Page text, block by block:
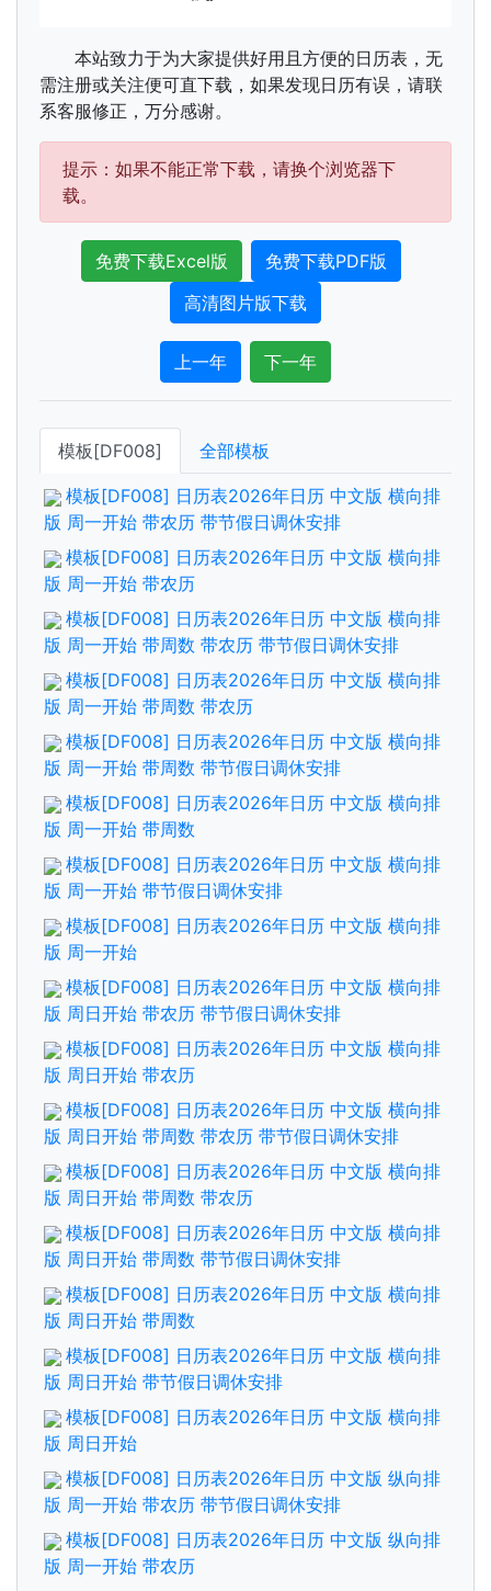
本站致力于为大家提供好用且方便的日历表，无
需注册或关注便可直下载，如果发现日历有误，请联
系客服修正，万分感谢。
提示：如果不能正常下载，请换个浏览器下
载。
免费下载Excel版
免费下载PDF版
高清图片版下载
上一年 下一年
模板[DF008] 全部模板
模板[DF008] 日历表2026年日历 中文版 横向排
版 周一开始 带农历 带节假日调休安排
模板[DF008] 日历表2026年日历 中文版 横向排
版 周一开始 带农历
模板[DF008] 日历表2026年日历 中文版 横向排
版 周一开始 带周数 带农历 带节假日调休安排
模板[DF008] 日历表2026年日历 中文版 横向排
版 周一开始 带周数 带农历
模板[DF008] 日历表2026年日历 中文版 横向排
版 周一开始 带周数 带节假日调休安排
模板[DF008] 日历表2026年日历 中文版 横向排
版 周一开始 带周数
模板[DF008] 日历表2026年日历 中文版 横向排
版 周一开始 带节假日调休安排
模板[DF008] 日历表2026年日历 中文版 横向排
版 周一开始
模板[DF008] 日历表2026年日历 中文版 横向排
版 周日开始 带农历 带节假日调休安排
模板[DF008] 日历表2026年日历 中文版 横向排
版 周日开始 带农历
模板[DF008] 日历表2026年日历 中文版 横向排
版 周日开始 带周数 带农历 带节假日调休安排
模板[DF008] 日历表2026年日历 中文版 横向排
版 周日开始 带周数 带农历
模板[DF008] 日历表2026年日历 中文版 横向排
版 周日开始 带周数 带节假日调休安排
模板[DF008] 日历表2026年日历 中文版 横向排
版 周日开始 带周数
模板[DF008] 日历表2026年日历 中文版 横向排
版 周日开始 带节假日调休安排
模板[DF008] 日历表2026年日历 中文版 横向排
版 周日开始
模板[DF008] 日历表2026年日历 中文版 纵向排
版 周一开始 带农历 带节假日调休安排
模板[DF008] 日历表2026年日历 中文版 纵向排
版 周一开始 带农历